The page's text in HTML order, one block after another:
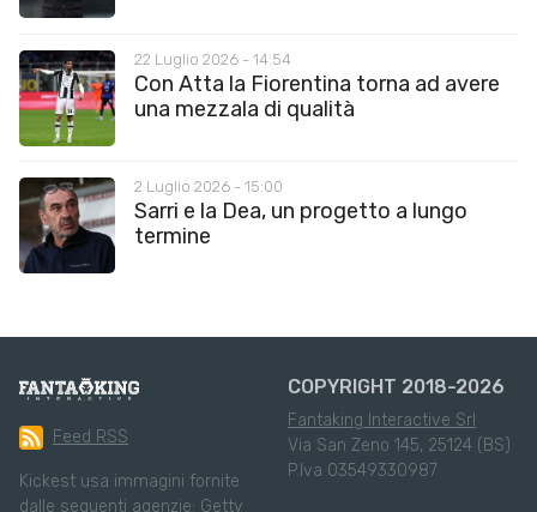
22 Luglio 2026 - 14:54
Con Atta la Fiorentina torna ad avere
una mezzala di qualità
2 Luglio 2026 - 15:00
Sarri e la Dea, un progetto a lungo
termine
Feed RSS
Kickest usa immagini fornite
dalle seguenti agenzie: Getty
COPYRIGHT 2018-2026
Fantaking Interactive Srl
Via San Zeno 145, 25124 (BS)
P.Iva 03549330987